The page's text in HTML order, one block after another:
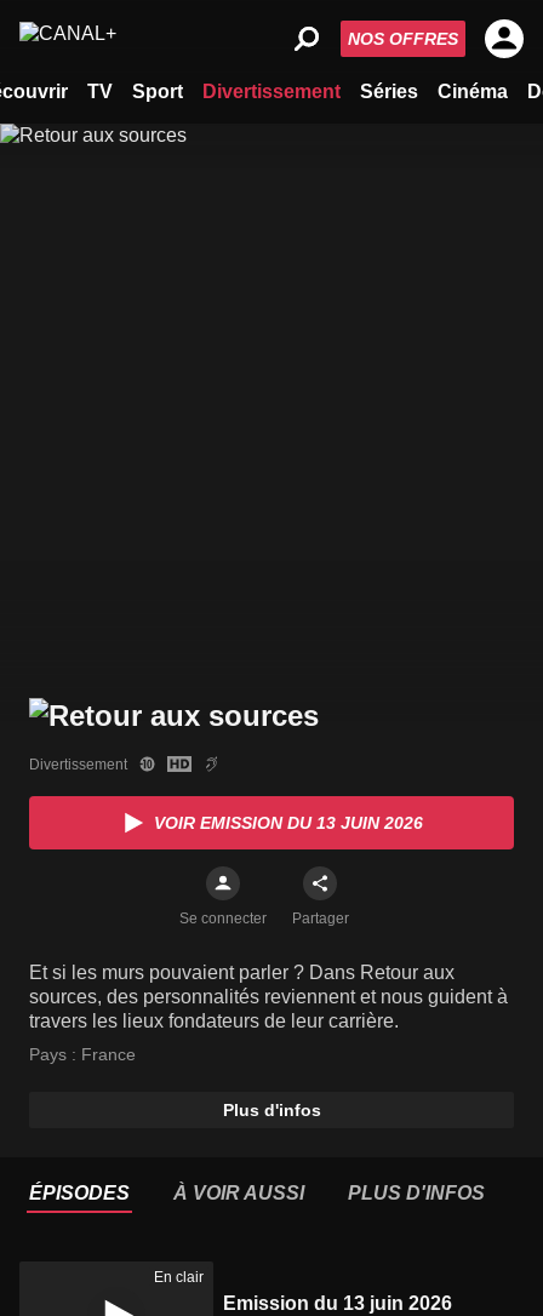
TV Sport Divertissement Séries Cinéma
NOS OFFRES
Divertissement
VOIR EMISSION DU 13 JUIN 2026
Se connecter Partager
Et si les murs pouvaient parler ? Dans Retour aux
sources, des personnalités reviennent et nous guident à
travers les lieux fondateurs de leur carrière.
Pays : France
Plus d'infos
ÉPISODES À VOIR AUSSI PLUS D'INFOS
En clair
Emission du 13 juin 2026